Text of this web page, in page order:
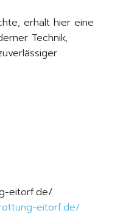
erhält hier eine
Technik,
eitorf.de/
eitorf.de/